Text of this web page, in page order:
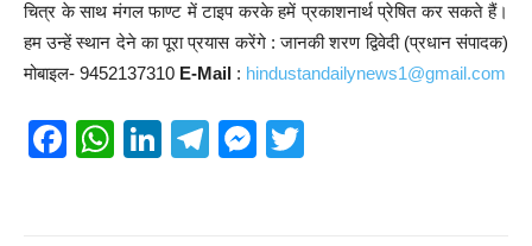
चित्र के साथ मंगल फाण्ट में टाइप करके हमें प्रकाशनार्थ प्रेषित कर सकते हैं।
हम उन्हें स्थान देने का पूरा प्रयास करेंगे : जानकी शरण द्विवेदी (प्रधान संपादक)
मोबाइल- 9452137310 E-Mail : hindustandailynews1@gmail.com
F
W
Li
T
M